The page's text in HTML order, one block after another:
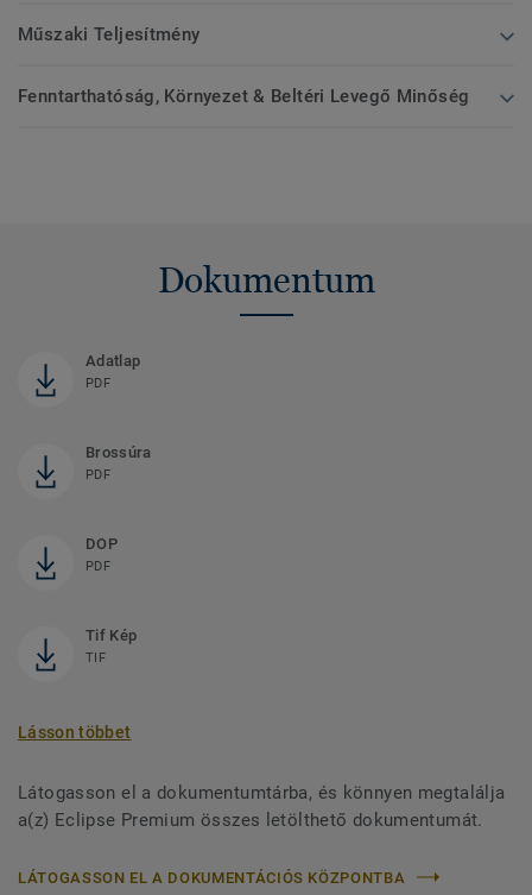
Műszaki Teljesítmény
Fenntarthatóság, Környezet & Beltéri Levegő Minőség
Dokumentum
Adatlap
PDF
Brossúra
PDF
DOP
PDF
Tif Kép
TIF
Lásson többet
Látogasson el a dokumentumtárba, és könnyen megtalálja
a(z) Eclipse Premium összes letölthető dokumentumát.
LÁTOGASSON EL A DOKUMENTÁCIÓS KÖZPONTBA